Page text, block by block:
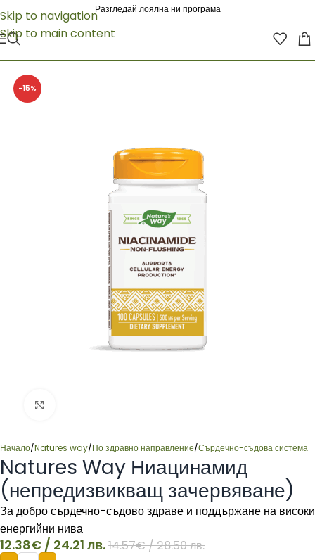
Skip to navigation
Skip to main content
Разгледай лоялна ни програма
-15%
Начало/Natures way/По здравно направление/Сърдечно-съдова система
Natures Way Ниацинамид
(непредизвикващ зачервяване)
За добро сърдечно-съдово здраве и поддържане на високи
енергийни нива
12.38€ / 24.21 лв.14.57€/ 28.50 лв.